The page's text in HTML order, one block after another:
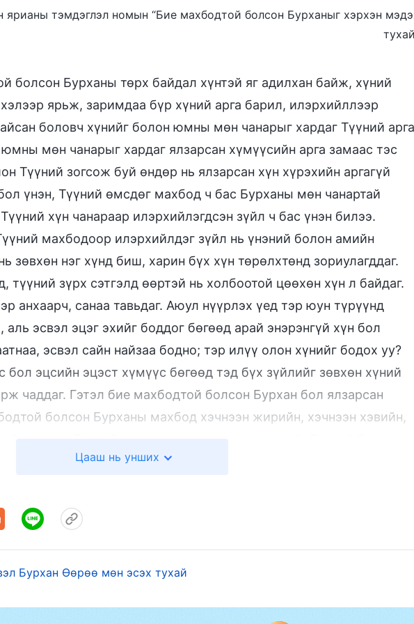
тэмдэглэл номын “Бие махбодтой болсон Бурханыг хэрхэн
болсон Бурханы төрх байдал хүнтэй яг адилхан байж, хүний
ярьж, заримдаа бүр хүний арга барил, илэрхийллээр
боловч хүнийг болон юмны мөн чанарыг хардаг Түүний арга
мөн чанарыг хардаг ялзарсан хүмүүсийн арга замаас тэс
Түүний зогсож буй өндөр нь ялзарсан хүн хүрэхийн аргагүй
үнэн, Түүний өмсдөг махбод ч бас Бурханы мөн чанартай
хүн чанараар илэрхийлэгдсэн зүйл ч бас үнэн билээ.
махбодоор илэрхийлдэг зүйл нь үнэний болон амийн
зөвхөн нэг хүнд биш, харин бүх хүн төрөлхтөнд зориулагддаг.
түүний зүрх сэтгэлд өөртэй нь холбоотой цөөхөн хүн л байдаг.
анхаарч, санаа тавьдаг. Аюул нүүрлэх үед тэр юун түрүүнд
эсвэл эцэг эхийг боддог бөгөөд арай энэрэнгүй хүн бол
эсвэл сайн найзаа бодно; тэр илүү олон хүнийг бодох уу?
бол эцсийн эцэст хүмүүс бөгөөд тэд бүх зүйлийг зөвхөн хүний
чаддаг. Гэтэл бие махбодтой болсон Бурхан бол ялзарсан
болсон Бурханы махбод хэчнээн жирийн, хэчнээн хэвийн,
хандлага нь ямар ч хүний эзэмшиж чадахгүй, ямар ч хүний
өндрөөс үргэлж ажиглах болно. Тэр Бурханы мөн чанар,
үргэлж харах болно. Тэр хүн төрөлхтнийг жирийн хүний
харж огтхон ч чадахгүй. Хүмүүс хүн төрөлхтнийг харахдаа
хүний мэдлэг, хүний дүрэм болон онолыг хэмжүүр болгодог.
байдаг. Бурхан хүн төрөлхтнийг харахдаа бурханлаг хараагаар
Цааш нь унших
Бурхан Өөрөө мөн эсэх тухай